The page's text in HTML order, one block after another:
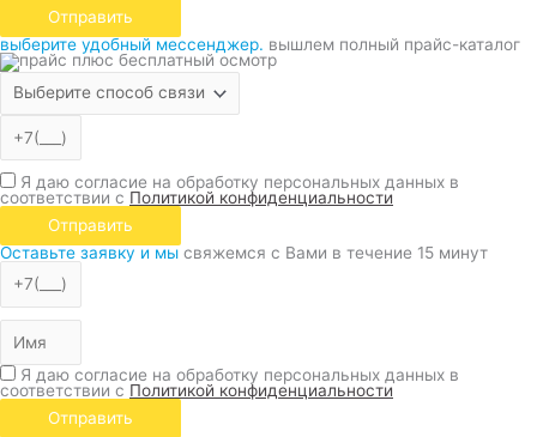
Отправить
выберите удобный мессенджер. вышлем полный прайс-каталог
Я даю согласие на обработку персональных данных в
соответствии с Политикой конфиденциальности
Отправить
Оставьте заявку и мы свяжемся с Вами в течение 15 минут
Я даю согласие на обработку персональных данных в
соответствии с Политикой конфиденциальности
Отправить